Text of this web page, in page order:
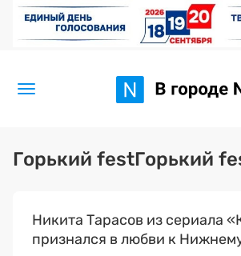
Новости
Здоровье
Горький festГорький
Никита Тарасов из сериала
признался в любви к